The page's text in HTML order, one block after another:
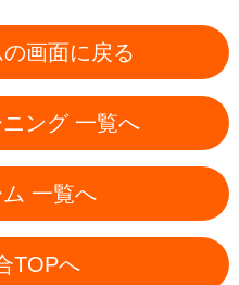
画面に戻る
ング 一覧へ
一覧へ
TOPへ